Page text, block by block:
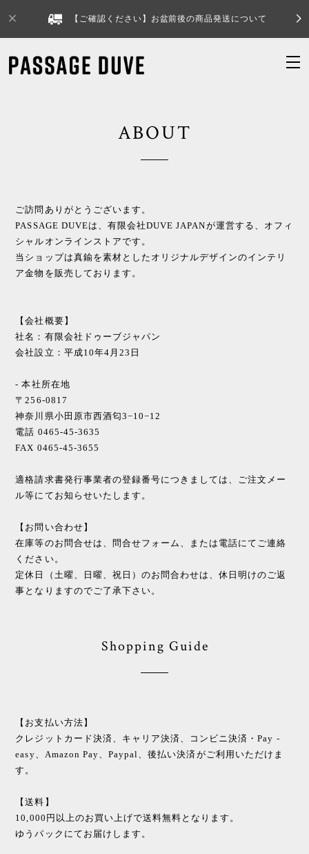
【ご確認ください】お盆前後の商品発送について
ABOUT
ご訪問ありがとうございます。
PASSAGE DUVEは、有限会社DUVE JAPANが運営する、オフィ
シャルオンラインストアです。
当ショップは真鍮を素材としたオリジナルデザインのインテリ
ア金物を販売しております。
【会社概要】
社名：有限会社ドゥーブジャパン
会社設立：平成10年4月23日
- 本社所在地
〒256-0817
神奈川県小田原市西酒匂3−10−12
電話 0465-45-3635
FAX 0465-45-3655
適格請求書発行事業者の登録番号につきましては、ご注文メー
ル等にてお知らせいたします。
【お問い合わせ】
在庫等のお問合せは、問合せフォーム、または電話にてご連絡
ください。
定休日（土曜、日曜、祝日）のお問合わせは、休日明けのご返
事となりますのでご了承下さい。
Shopping Guide
【お支払い方法】
クレジットカード決済、キャリア決済、コンビニ決済・Pay -
easy、Amazon Pay、Paypal、後払い決済がご利用いただけま
す。
【送料】
10,000円以上のお買い上げで送料無料となります。
ゆうパックにてお届けします。